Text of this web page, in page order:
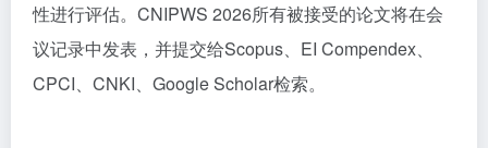
性进行评估。 CNIPWS 2026所有被接受的论文将在会
议记录中发表，并提交给Scopus、 EI Compendex、
CPCI、 CNKI、 Google Scholar检索。